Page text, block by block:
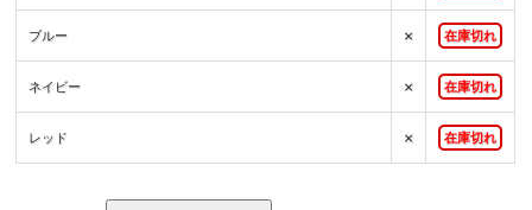
ブルー × 在庫切れ
ネイビー × 在庫切れ
レッド × 在庫切れ